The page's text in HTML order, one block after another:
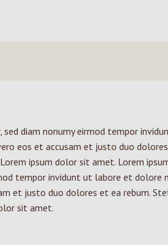
diam nonumy eirmod tempor
eos et accusam et justo duo
ipsum dolor sit amet. Lorem
tempor invidunt ut labore et dolore
et justo duo dolores et ea rebum.
sit amet.